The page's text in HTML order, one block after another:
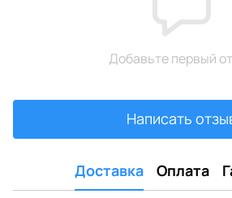
Добавьте первый
Написать
Доставка Оплата